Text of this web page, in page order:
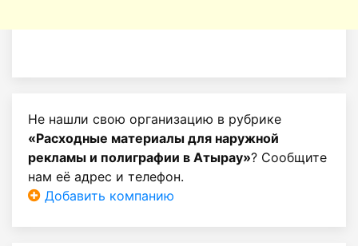
Не нашли свою организацию в рубрике
«Расходные материалы для наружной
рекламы и полиграфии в Атырау»? Сообщите
нам её адрес и телефон.
Добавить компанию